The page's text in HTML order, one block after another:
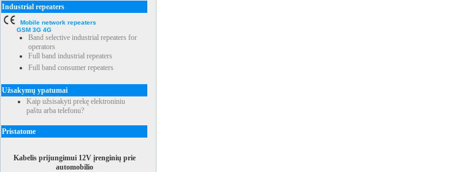
Industrial repeaters
Mobile network repeaters
GSM 3G 4G
Band selective industrial repeaters for
operators
Full band industrial repeaters
Full band consumer repeaters
Užsakymų ypatumai
Kaip užsisakyti prekę elektroniniu
paštu arba telefonu?
Pristatome
Kabelis prijungimui 12V įrenginių prie
automobilio